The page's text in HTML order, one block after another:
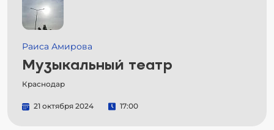
Раиса Амирова
Музыкальный театр
Краснодар
21 октября 2024 17:00